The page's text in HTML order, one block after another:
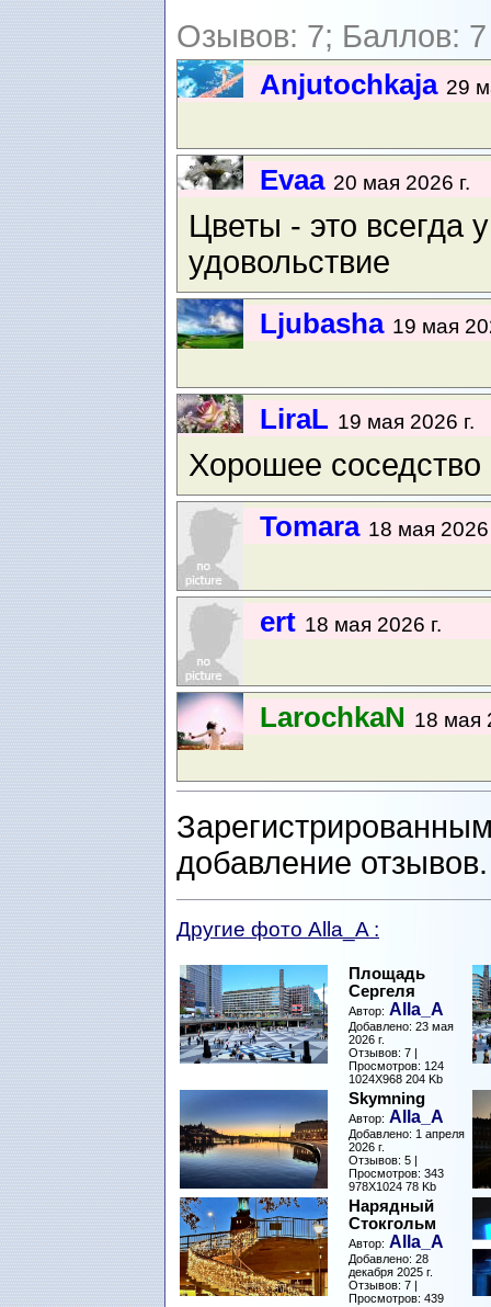
Озывов: 7; Баллов: 7
Anjutochkaja 29
Evaa 20 мая 2026 г.
Цветы - это всегда
удовольствие
Ljubasha 19 мая
LiraL 19 мая 2026 г.
Хорошее соседство
Tomara 18 мая 2026
ert 18 мая 2026 г.
LarochkaN 18 мая
добавление
Другие фото Alla_A :
Площадь
Сергеля
Автор: Alla_A
Добавлено: 23 мая
2026 г.
Отзывов: 7 |
Просмотров: 124
1024X968 204 Kb
Skymning
Автор: Alla_A
Добавлено: 1 апреля
2026 г.
Отзывов: 5 |
Просмотров: 343
978X1024 78 Kb
Нарядный
Стокгольм
Автор: Alla_A
Добавлено: 28
декабря 2025 г.
Отзывов: 7 |
Просмотров: 439